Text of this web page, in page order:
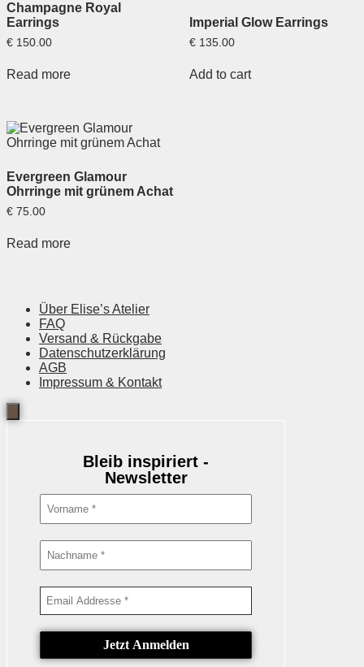
Champagne Royal
Earrings
€ 150.00
Read more
Imperial Glow Earrings
€135.00
Add to cart
Evergreen Glamour
Ohrringe mit grünem Achat
€ 75.00
Read more
Über Elise’s Atelier
FAQ
Versand & Rückgabe
Datenschutzerklärung
AGB
Impressum & Kontakt
Bleib inspiriert -
Newsletter